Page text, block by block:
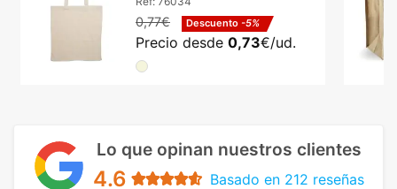
0,77€ Descuento -5%
Precio desde 0,73€/ud.
Lo que opinan nuestros clientes
4.6 Basado en 212 reseñas